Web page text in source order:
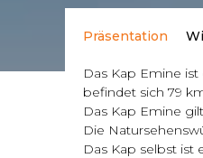
Präsentation
Das Kap Emine
befindet sich 79
Das Kap Emine
Die
Das Kap selbst ist